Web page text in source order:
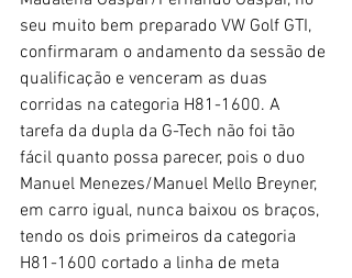
seu muito bem preparado VW Golf GTI,
confirmaram o andamento da sessão de
qualificação e venceram as duas
corridas na categoria H81-1600. A
tarefa da dupla da G-Tech não foi tão
fácil quanto possa parecer, pois o duo
Manuel Menezes/Manuel Mello Breyner,
em carro igual, nunca baixou os braços,
tendo os dois primeiros da categoria
H81-1600 cortado a linha de meta